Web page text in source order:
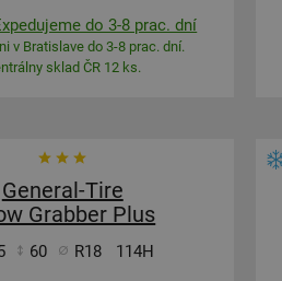
do 3-8 prac. dní
v Bratislave do 3-8 prac. dní.
sklad ČR 12 ks.
General-Tire
Grabber Plus
60 R18 114H